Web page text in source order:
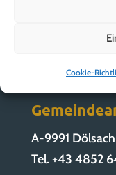
Cookie-
A-9991
Tel. +43 4852